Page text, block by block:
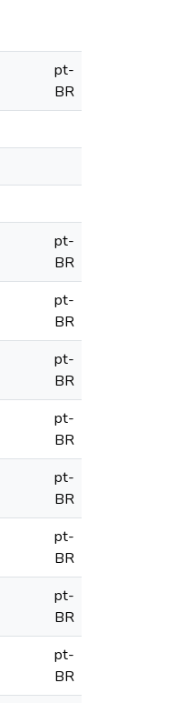
pt-
BR
pt-
BR
pt-
BR
pt-
BR
pt-
BR
pt-
BR
pt-
BR
pt-
BR
pt-
BR